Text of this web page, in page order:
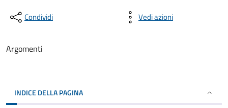
Condividi Vedi azioni
Argomenti
INDICE DELLA PAGINA